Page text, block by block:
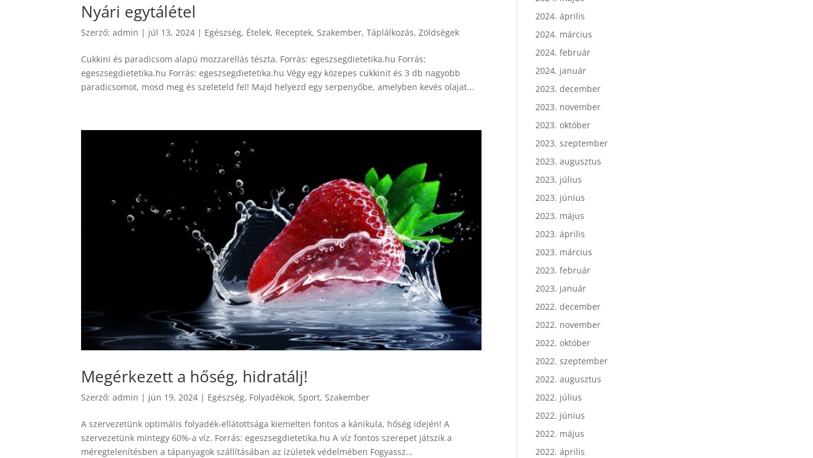
Nyári egytálétel
Szerző:admin | júl 13, 2024 | Egészség, Ételek, Receptek,Szakember,Táplálkozás,Zöldségek
Cukkini és paradicsom alapú mozzarellás tészta. Forrás: egeszsegdietetika.hu Forrás:
egeszsegdietetika.hu Forrás: egeszsegdietetika.hu Végy egy közepes cukkinit és 3 db nagyobb
paradicsomot, mosd meg és szeleteld fel! Majd helyezd egy serpenyőbe, amelyben kevés olajat...
Megérkezett a hőség, hidratálj!
Szerző:admin | jún 19, 2024 | Egészség, Folyadékok,Sport,Szakember
A szervezetünk optimális folyadék-ellátottsága kiemelten fontos a kánikula, hőség idején! A
szervezetünk mintegy 60%-a víz. Forrás: egeszsegdietetika.hu A víz fontos szerepet játszik a
méregtelenítésben a tápanyagok szállításában az ízületek védelmében Fogyassz...